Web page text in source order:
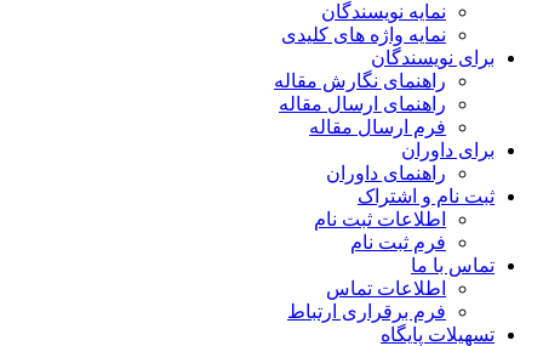
نمایه نویسندگان
نمایه واژه های کلیدی
برای نویسندگان
راهنمای نگارش مقاله
راهنمای ارسال مقاله
فرم ارسال مقاله
برای داوران
راهنمای داوران
ثبت نام و اشتراک
اطلاعات ثبت نام
فرم ثبت نام
تماس با ما
اطلاعات تماس
فرم برقراری ارتباط
تسهیلات پایگاه